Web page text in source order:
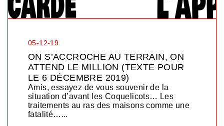
05-12-19
ON S’ACCROCHE AU TERRAIN, ON
ATTEND LE MILLION (TEXTE POUR
LE 6 DÉCEMBRE 2019)
Amis, essayez de vous souvenir de la
situation d’avant les Coquelicots… Les
traitements au ras des maisons comme une
fatalité…...